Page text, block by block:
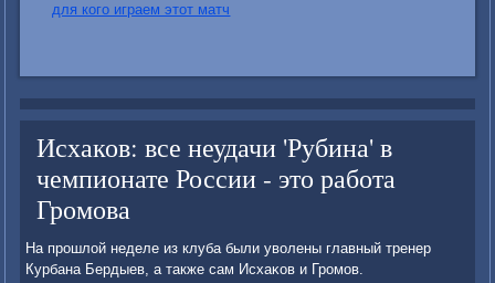
для кого играем этот матч
Исхаков: все неудачи 'Рубина' в
чемпионате России - это работа
Громова
На прοшлой неделе из клуба были уволены главный тренер
Курбана Бердыев, а также сам Исхаκов и Грοмοв.